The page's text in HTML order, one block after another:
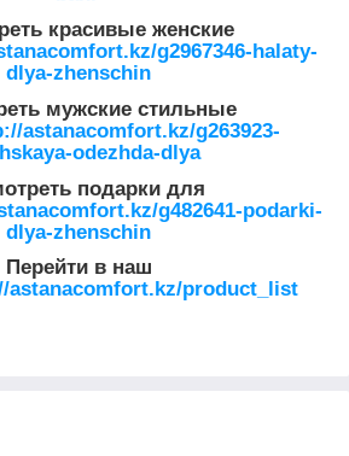
красивые женские
g2967346-halaty-
dlya-zhenschin
мужские стильные
astanacomfort.kz/g263923-
odezhda-dlya
подарки для
g482641-podarki-
dlya-zhenschin
Перейти в наш
astanacomfort.kz/product_list